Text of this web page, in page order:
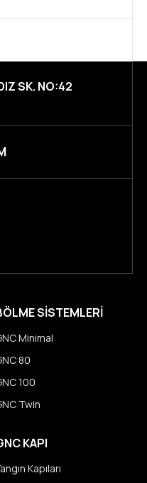
SK. NO:42
SİSTEMLERİ
Minimal
80
100
Twin
KAPI
Kapıları